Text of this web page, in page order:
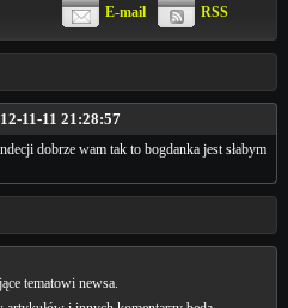
E-mail RSS
11-11 21:28:57
dobrze wam tak to bogdanka jest słabym
tematowi newsa.